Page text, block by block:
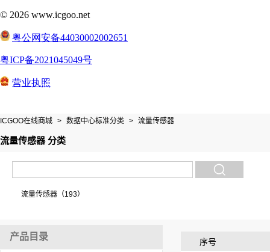
ICGOO在线商城 > 数据中心标准分类 > 流量传感器
流量传感器 分类
流量传感器（193）
产品目录 序号